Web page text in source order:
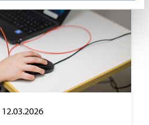
12.03.2026